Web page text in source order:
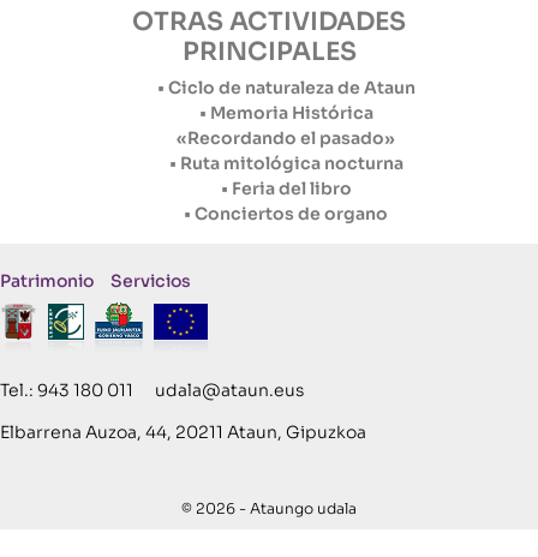
OTRAS ACTIVIDADES
PRINCIPALES
• Ciclo de naturaleza de Ataun
• Memoria Histórica
«Recordando el pasado»
• Ruta mitológica nocturna
• Feria del libro
• Conciertos de organo
Patrimonio Servicios
Tel.: 943 180 011 udala@ataun.eus
Elbarrena Auzoa, 44, 20211 Ataun, Gipuzkoa
© 2026 - Ataungo udala